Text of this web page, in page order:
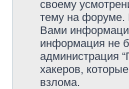
своему
тему на форуме.
Вами
информация не
администрация
хакеров,
взлома.